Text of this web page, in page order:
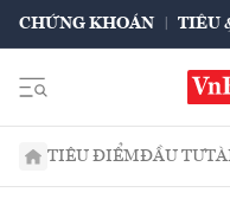
CHỨNG KHOÁN TIÊU
TIÊU ĐIỂMĐẦU TƯ